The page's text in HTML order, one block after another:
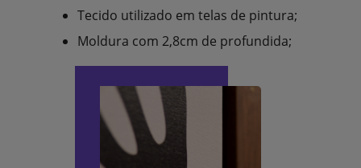
Tecido utilizado em telas de pintura;
Moldura com 2,8cm de profundida;